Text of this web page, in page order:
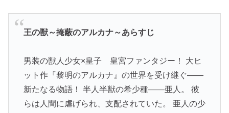
王の獣～掩蔽のアルカナ～あらすじ
男装の獣人少女×皇子 皇宮ファンタジー！ 大ヒ
ット作『黎明のアルカナ』の世界を受け継ぐ――
新たなる物語！ 半人半獣の希少種――亜人。 彼
らは人間に虐げられ、支配されていた。 亜人の少